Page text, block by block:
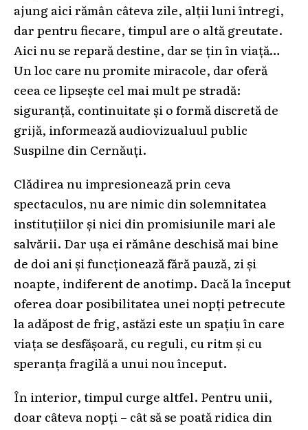
ajung aici rămân câteva zile, alții luni întregi,
dar pentru fiecare, timpul are o altă greutate.
Aici nu se repară destine, dar se țin în viață…
Un loc care nu promite miracole, dar oferă
ceea ce lipsește cel mai mult pe stradă:
siguranță, continuitate și o formă discretă de
grijă, informează audiovizualuul public
Suspilne din Cernăuți.
Clădirea nu impresionează prin ceva
spectaculos, nu are nimic din solemnitatea
instituțiilor și nici din promisiunile mari ale
salvării. Dar ușa ei rămâne deschisă mai bine
de doi ani și funcționează fără pauză, zi și
noapte, indiferent de anotimp. Dacă la început
oferea doar posibilitatea unei nopți petrecute
la adăpost de frig, astăzi este un spațiu în care
viața se desfășoară, cu reguli, cu ritm și cu
speranța fragilă a unui nou început.
În interior, timpul curge altfel. Pentru unii,
doar câteva nopți – cât să se poată ridica din